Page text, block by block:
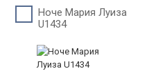
Ноче Мария Луиза
U1434